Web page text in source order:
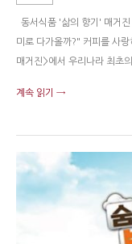
동서식품 '삶의 향기' 매거진
미로 다가올까?" 커피를 사
매거진>에서 우리나라 최초
계속 읽기 →